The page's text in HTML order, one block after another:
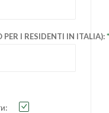
I RESIDENTI IN ITALIA):